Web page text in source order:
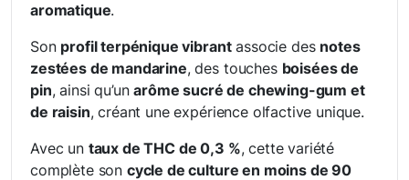
aromatique.
Son profil terpénique vibrantassocie des notes
zestées de mandarine, des touches boisées de
pin, ainsi qu’unarôme sucré de chewing-gum et
de raisin, créant une expérience olfactive unique.
Avec un taux de THC de 0,3 %, cette variété
complète son cycle de culture en moins de 90